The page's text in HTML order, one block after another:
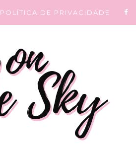
POLÍTICA DE PRIVACIDADE